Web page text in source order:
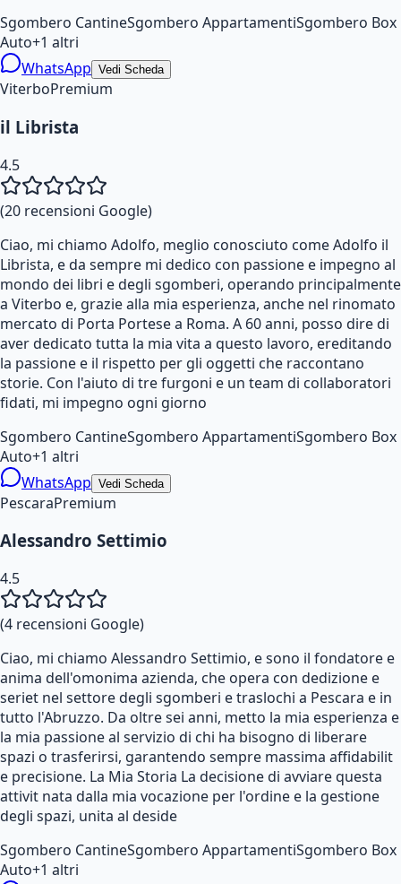
Sgombero CantineSgombero AppartamentiSgombero Box
Auto+1 altri
WhatsApp Vedi Scheda
ViterboPremium
il Librista
4.5
(20 recensioni Google)
Ciao, mi chiamo Adolfo, meglio conosciuto come Adolfo il
Librista, e da sempre mi dedico con passione e impegno al
mondo dei libri e degli sgomberi, operando principalmente
a Viterbo e, grazie alla mia esperienza, anche nel rinomato
mercato di Porta Portese a Roma. A 60 anni, posso dire di
aver dedicato tutta la mia vita a questo lavoro, ereditando
la passione e il rispetto per gli oggetti che raccontano
storie. Con l'aiuto di tre furgoni e un team di collaboratori
fidati, mi impegno ogni giorno
Sgombero CantineSgombero AppartamentiSgombero Box
Auto+1 altri
WhatsApp Vedi Scheda
PescaraPremium
Alessandro Settimio
4.5
(4 recensioni Google)
Ciao, mi chiamo Alessandro Settimio, e sono il fondatore e
anima dell'omonima azienda, che opera con dedizione e
seriet nel settore degli sgomberi e traslochi a Pescara e in
tutto l'Abruzzo. Da oltre sei anni, metto la mia esperienza e
la mia passione al servizio di chi ha bisogno di liberare
spazi o trasferirsi, garantendo sempre massima affidabilit
e precisione. La Mia Storia La decisione di avviare questa
attivit nata dalla mia vocazione per l'ordine e la gestione
degli spazi, unita al deside
Sgombero CantineSgombero AppartamentiSgombero Box
Auto+1 altri